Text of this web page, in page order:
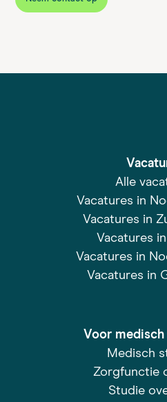
Alle
Vacatures in
Vacatures in
Vacatures
Vacatures in
Vacatures in
Voor
Medisch
Zorgfunctie
Studie